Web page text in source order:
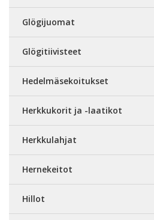
Glögijuomat
Glögitiivisteet
Hedelmäsekoitukset
Herkkukorit ja -laatikot
Herkkulahjat
Hernekeitot
Hillot